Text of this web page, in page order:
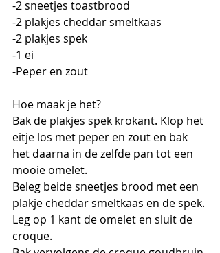
-2 sneetjes toastbrood
-2 plakjes cheddar smeltkaas
-2 plakjes spek
-1 ei
-Peper en zout
Hoe maak je het?
Bak de plakjes spek krokant. Klop het
eitje los met peper en zout en bak
het daarna in de zelfde pan tot een
mooie omelet.
Beleg beide sneetjes brood met een
plakje cheddar smeltkaas en de spek.
Leg op 1 kant de omelet en sluit de
croque.